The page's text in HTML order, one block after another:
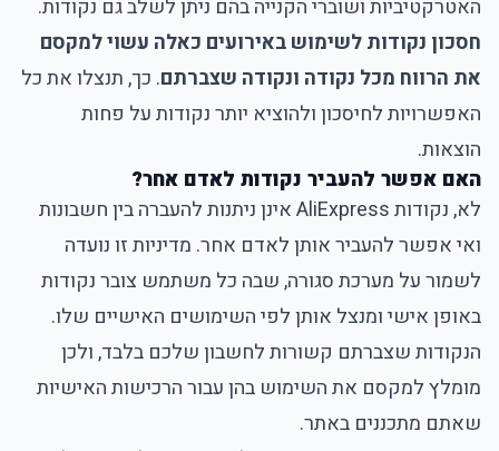
האטרקטיביות ושוברי הקנייה בהם ניתן לשלב גם נקודות.
חסכון נקודות לשימוש באירועים כאלה עשוי למקסם
את הרווח מכל נקודה ונקודה שצברתם. כך, תנצלו את כל
האפשרויות לחיסכון ולהוציא יותר נקודות על פחות
הוצאות.
האם אפשר להעביר נקודות לאדם אחר?
לא, נקודות AliExpress אינן ניתנות להעברה בין חשבונות
ואי אפשר להעביר אותן לאדם אחר. מדיניות זו נועדה
לשמור על מערכת סגורה, שבה כל משתמש צובר נקודות
באופן אישי ומנצל אותן לפי השימושים האישיים שלו.
הנקודות שצברתם קשורות לחשבון שלכם בלבד, ולכן
מומלץ למקסם את השימוש בהן עבור הרכישות האישיות
שאתם מתכננים באתר.